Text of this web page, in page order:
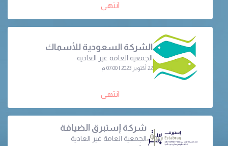
انتهى
الشركة السعودية للأسماك
الجمعية العامة غير العادية
22 أكتوبر 2023 | 07:00 م
انتهى
شركة إستبرق الضيافة
الجمعية العامة غير العادية